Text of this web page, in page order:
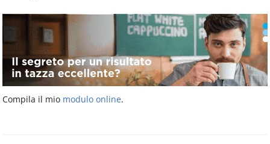
Compila il mio modulo online.